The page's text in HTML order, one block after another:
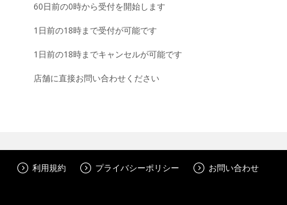
60日前の0時から受付を開始します
1日前の18時まで受付が可能です
1日前の18時までキャンセルが可能です
店舗に直接お問い合わせください
利用規約 プライバシーポリシー お問い合わせ